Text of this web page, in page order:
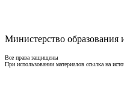
Министерство образования
Все права защищены
При использовании материалов ссылка на